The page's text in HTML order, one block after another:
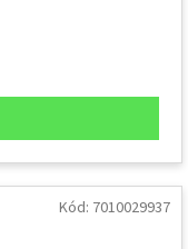
Kód: 7010029937